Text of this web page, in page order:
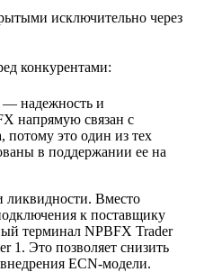
исключительно через
конкурентами:
— надежность и
напрямую связан с
это один из тех
в поддержании ее на
ликвидности. Вместо
к поставщику
терминал NPBFX Trader
1. Это позволяет снизить
ECN-модели.